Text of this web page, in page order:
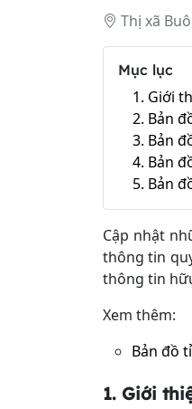
Thị xã
Mục lục
1. Giới
2. Bản
3. Bản
4. Bản
5. Bản
Cập nhật
thông tin
thông tin
Xem thêm:
Bản đồ
1. Giới